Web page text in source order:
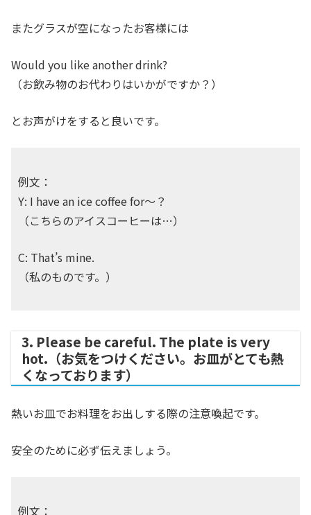
またグラスが空になったお客様には
Would you like another drink?
（お飲み物のお代わりはいかがですか？）
とお声がけをすると良いです。
例文：
Y: I have an ice coffee for～？
（こちらのアイスコーヒーは…）
C: That’s mine.
（私のものです。）
3. Please be careful. The plate is very
hot.（お気をつけください。お皿がとても熱
くなっております）
熱いお皿でお料理をお出しする際の注意喚起です。
安全のために必ず伝えましょう。
例文：